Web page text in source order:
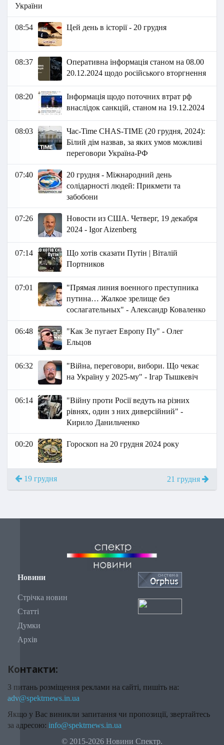
України
08:54 Цей день в історії - 20 грудня
08:37
Оперативна інформація станом на 08.00
20.12.2024 щодо російського вторгнення
08:20
Інформація щодо поточних втрат рф
внаслідок санкцій, станом на 19.12.2024
08:03
Час-Time CHAS-TIME (20 грудня, 2024):
Білий дім назвав, за яких умов можливі
переговори Україна-РФ
07:40
20 грудня - Міжнародний день
солідарності людей: Прикмети та
забобони
07:26
Новости из США. Четверг, 19 декабря
2024 - Igor Aizenberg
07:14
Що хотів сказати Путін | Віталій
Портников
07:01
"Прямая линия военного преступника
путина… Жалкое зрелище без
сослагательных" - Александр Коваленко
06:48
"Как Зе пугает Европу Пу" - Олег
Ельцов
06:32
"Війна, переговори, вибори. Що чекає
на Україну у 2025-му" - Ігар Тышкевіч
06:14
"Війну проти Росії ведуть на різних
рівнях, один з них диверсійний" -
Кирило Данильченко
00:20 Гороскоп на 20 грудня 2024 року
19 грудня 21 грудня
Новини
Стрічка новин
Статті
Думки
Архів
Контакти:
З питань розміщення реклами на сайті, пишіть на:
adv@spektrnews.in.ua
Якщо у Вас виникли запитання чи пропозиції, звертайтесь
за адресою: info@spektrnews.in.ua
© 2015-2026 Новини Спектр.